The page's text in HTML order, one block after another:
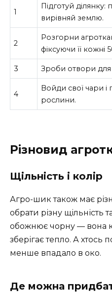
1
Підготуй ділянку:
вирівняй землю.
2
Розгорни
фіксуючи її кожні
3 Зроби отвори
4
Войди свої чари і
рослини.
Різновид
Щільність і колір
Агро-шик також має
обрати різну щільність
обожнює чорну — вона
зберігає тепло. А хтось
менше впадало в око.
Де можна